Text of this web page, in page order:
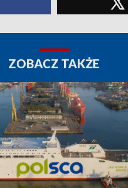
ZOBACZ TAKŻE